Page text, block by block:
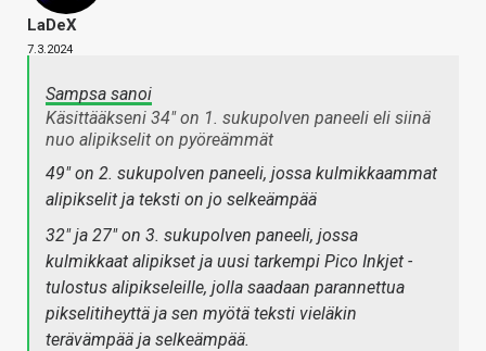
LaDeX
7.3.2024
Sampsa sanoi
Käsittääkseni 34" on 1. sukupolven paneeli eli siinä
nuo alipikselit on pyöreämmät
49" on 2. sukupolven paneeli, jossa kulmikkaammat
alipikselit ja teksti on jo selkeämpää
32" ja 27" on 3. sukupolven paneeli, jossa
kulmikkaat alipikset ja uusi tarkempi Pico Inkjet -
tulostus alipikseleille, jolla saadaan parannettua
pikselitiheyttä ja sen myötä teksti vieläkin
terävämpää ja selkeämpää.